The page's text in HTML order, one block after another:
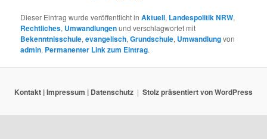
Dieser Eintrag wurde veröffentlicht inAktuell, Landespolitik NRW,
Rechtliches, Umwandlungenund verschlagwortet mit
Bekenntnisschule,evangelisch,Grundschule, Umwandlungvon
admin. Permanenter Link zum Eintrag.
Kontakt | Impressum | Datenschutz Stolz präsentiert von WordPress